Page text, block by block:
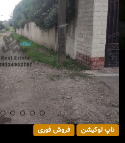
تاپ لوکیشن فروش فوری